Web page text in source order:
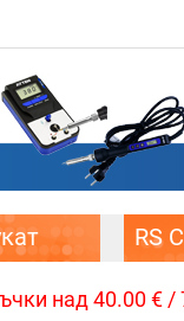
RS
над 40.00 €